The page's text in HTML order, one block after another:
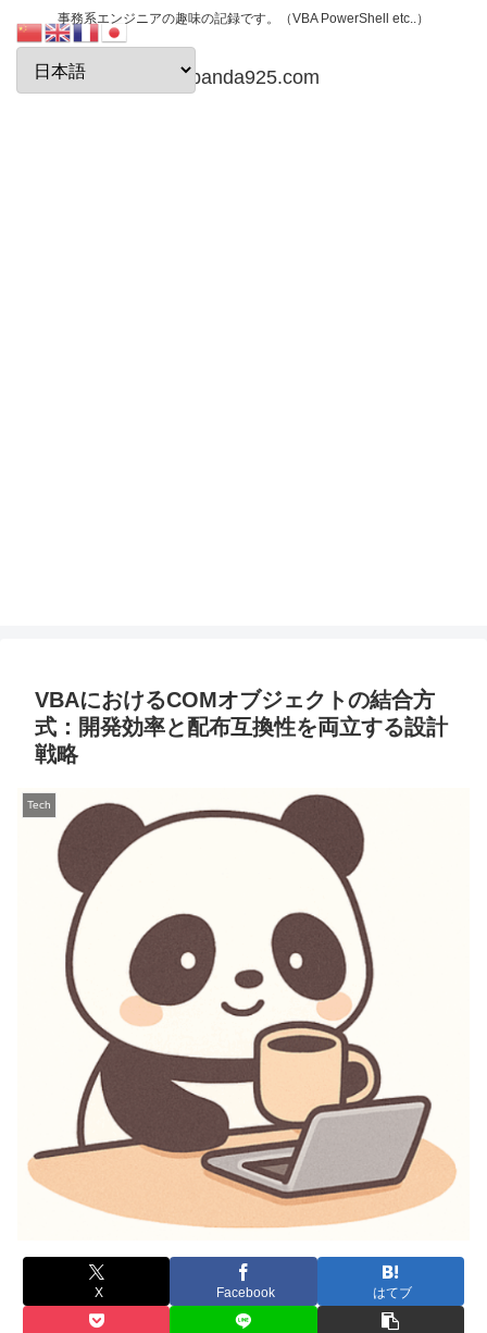
事務系エンジニアの趣味の記録です。（VBA PowerShell etc..）
papanda925.com
VBAにおけるCOMオブジェクトの結合方
式：開発効率と配布互換性を両立する設計
戦略
Tech
X Facebook はてブ